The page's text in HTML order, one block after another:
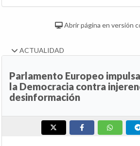
Abrir página en versión
ACTUALIDAD
Parlamento Europeo
la Democracia contra
desinformación